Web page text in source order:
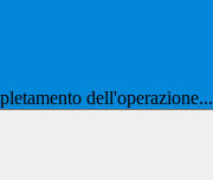
dell'operazione...